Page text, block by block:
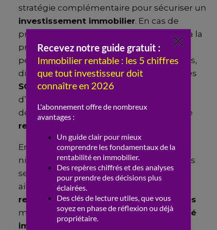
stratégie complémentaire pour sécuriser un
investissement immobilier. En cas de
problèmes financiers ou de dommages à la
propriété, l’assurance peut couvrir les
pertes, réduisant ainsi lesrisques. De plus,
diversifier sesplacementsen incluant des
SCPI, des actions ou d’autres formes
d’
dépendance à l’ immobilieret stabiliser le
rendement
Envisager des investissements dans des
niches spécifiques comme les résidences
seniors ou les déficits fonciers peut par
ailleurs offrir des opportunités de
rendement locatifélevé avec desrisques
maîtrisés. L’étude approfondie dumarché
immobilier
, des taux d’intérêt et des